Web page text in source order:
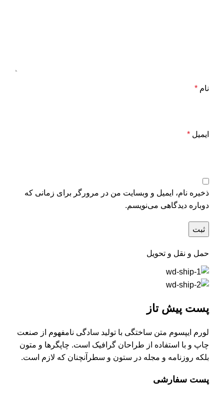
نام *
ایمیل *
ذخیره نام، ایمیل و وبسایت من در مرورگر برای زمانی که
دوباره دیدگاهی می‌نویسم.
حمل و نقل و تحویل
پست پیش تاز
لورم ایپسوم متن ساختگی با تولید سادگی نامفهوم از صنعت
چاپ و با استفاده از طراحان گرافیک است. چاپگرها و متون
بلکه روزنامه و مجله در ستون و سطرآنچنان که لازم است.
پست سفارشی